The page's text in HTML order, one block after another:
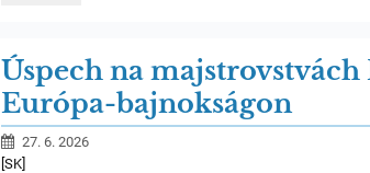
robotok
és
informatikai
tehetséggondozás
Füleki
Gimnáziumban:
Úspech na
Európa-bajnokságon
27. 6. 2026
[SK]